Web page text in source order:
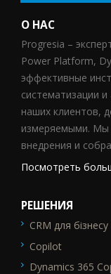
О НАС
Progresia –
Power Platform,
эффективные
систематизации
наших клиентов,
измеряемыми. Мы
внедрения и
Посмотреть
РЕШЕНИЯ
SEO_FTR1
CRM для бізнесу
Copilot
Dynamics 365